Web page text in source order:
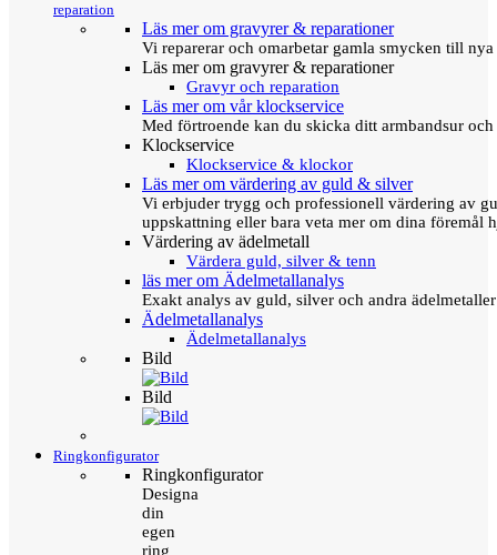
reparation
Läs mer om gravyrer & reparationer
Vi reparerar och omarbetar gamla smycken till
Läs mer om gravyrer & reparationer
Gravyr och reparation
Läs mer om vår klockservice
Med förtroende kan du skicka ditt armbandsur
Klockservice
Klockservice & klockor
Läs mer om värdering av guld & silver
Vi erbjuder trygg och professionell värdering av
uppskattning eller bara veta mer om dina föremål
Värdering av ädelmetall
Värdera guld, silver & tenn
läs mer om Ädelmetallanalys
Exakt analys av guld, silver och andra
Ädelmetallanalys
Ädelmetallanalys
Bild
Bild
Ringkonfigurator
Ringkonfigurator
Designa
din
egen
ring